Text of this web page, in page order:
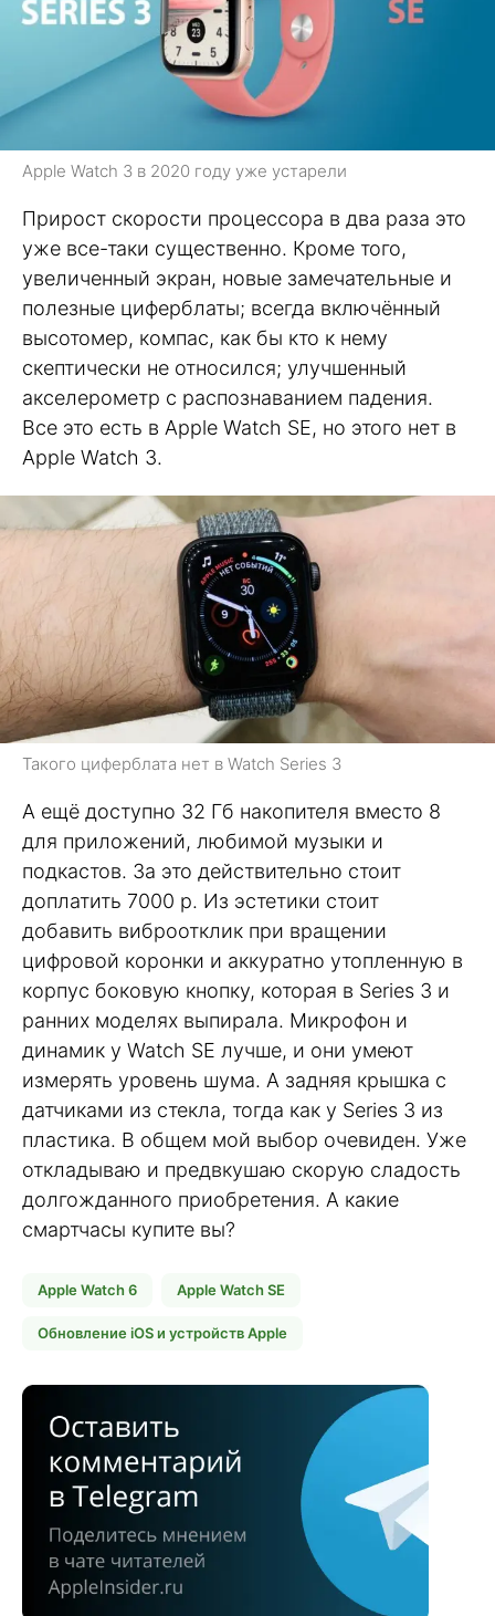
Apple Watch 3 в 2020 году уже устарели
Прирост скорости процессора в два раза это
уже все-таки существенно. Кроме того,
увеличенный экран, новые замечательные и
полезные циферблаты; всегда включённый
высотомер, компас, как бы кто к нему
скептически не относился; улучшенный
акселерометр с распознаванием падения.
Все это есть в Apple Watch SE, но этого нет в
Apple Watch 3.
Такого циферблата нет в Watch Series 3
А ещё доступно 32 Гб накопителя вместо 8
для приложений, любимой музыки и
подкастов. За это действительно стоит
доплатить 7000 р. Из эстетики стоит
добавить виброотклик при вращении
цифровой коронки и аккуратно утопленную в
корпус боковую кнопку, которая в Series 3 и
ранних моделях выпирала. Микрофон и
динамик у Watch SE лучше, и они умеют
измерять уровень шума. А задняя крышка с
датчиками из стекла, тогда как у Series 3 из
пластика. В общем мой выбор очевиден. Уже
откладываю и предвкушаю скорую сладость
долгожданного приобретения. А какие
смартчасы купите вы?
Apple Watch 6 Apple Watch SE
Обновление iOS и устройств Apple